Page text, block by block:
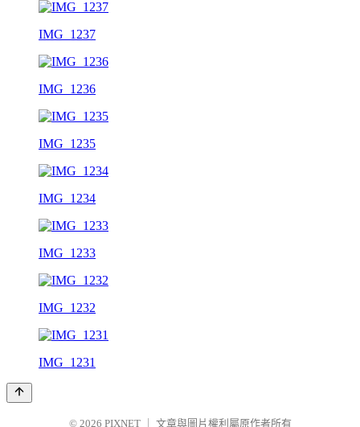
IMG_1237
IMG_1236
IMG_1235
IMG_1234
IMG_1233
IMG_1232
IMG_1231
© 2026 PIXNET 文章與圖片權利屬原作者所有